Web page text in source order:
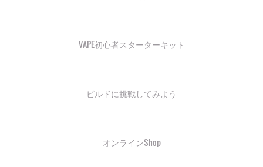
VAPE初心者スターターキット
ビルドに挑戦してみよう
オンラインShop